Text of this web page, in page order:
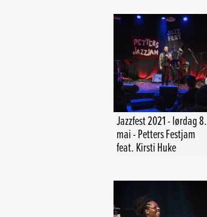
Jazzfest 2021 - lørdag 8.
mai - Petters Festjam
feat. Kirsti Huke